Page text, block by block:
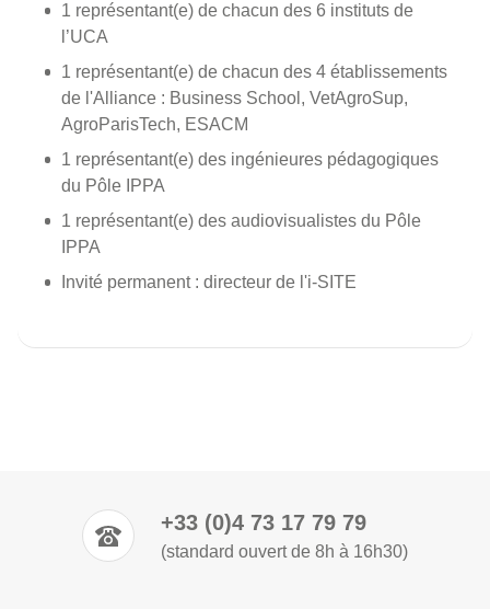
1 représentant(e) de chacun des 6 instituts de
l’UCA
1 représentant(e) de chacun des 4 établissements
de l'Alliance : Business School, VetAgroSup,
AgroParisTech, ESACM
1 représentant(e) des ingénieures pédagogiques
du Pôle IPPA
1 représentant(e) des audiovisualistes du Pôle
IPPA
Invité permanent : directeur de l'i-SITE
+33 (0)4 73 17 79 79
(standard ouvert de 8h à 16h30)